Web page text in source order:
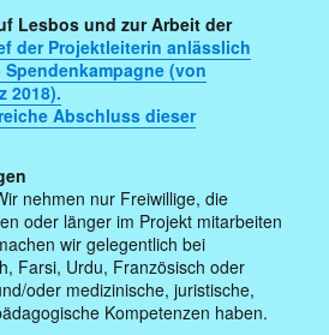
Lesbos und zur Arbeit der
der Projektleiterin anlässlich
(von
2018).
Abschluss dieser
nehmen nur Freiwillige, die
oder länger im Projekt mitarbeiten
wir gelegentlich bei
Farsi, Urdu, Französisch oder
oder medizinische, juristische,
Kompetenzen haben.